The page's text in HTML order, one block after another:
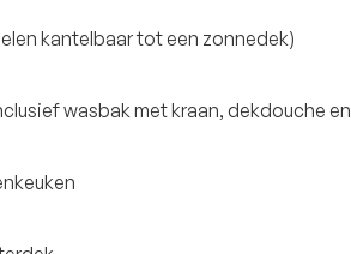
kantelbaar tot een zonnedek)
wasbak met kraan, dekdouche en